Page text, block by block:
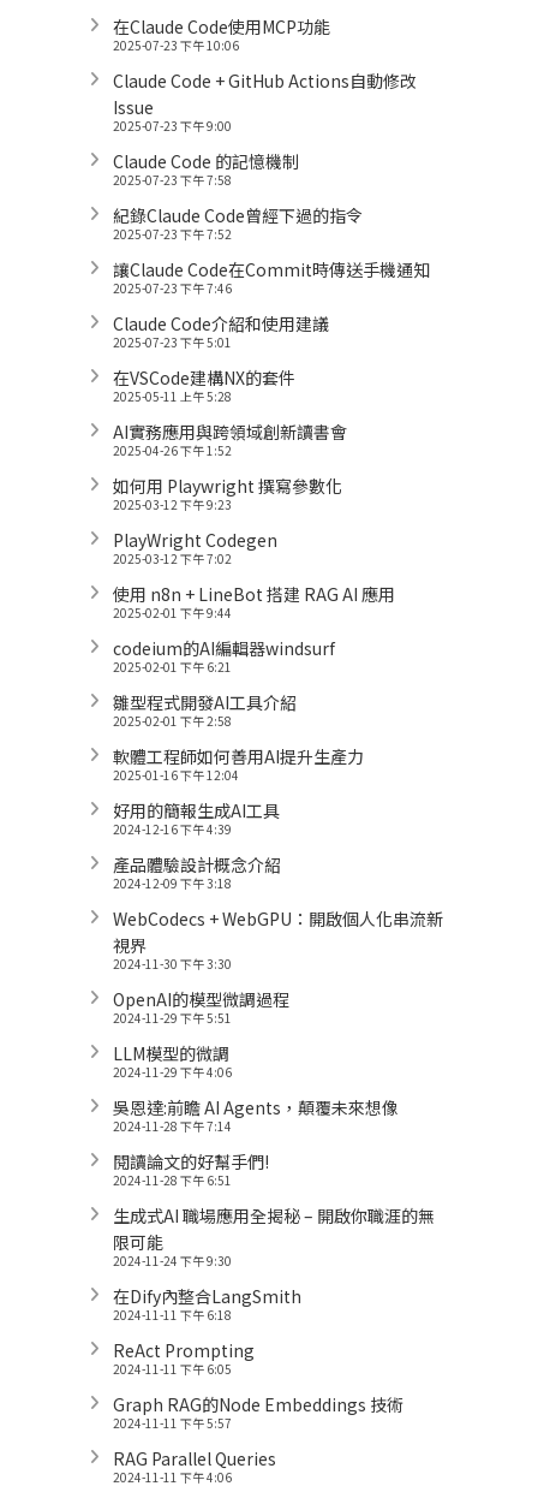
在Claude Code使用MCP功能
2025-07-23 下午 10:06
Claude Code + GitHub Actions自動修改
Issue
2025-07-23 下午 9:00
Claude Code 的記憶機制
2025-07-23 下午 7:58
紀錄Claude Code曾經下過的指令
2025-07-23 下午 7:52
讓Claude Code在Commit時傳送手機通知
2025-07-23 下午 7:46
Claude Code介紹和使用建議
2025-07-23 下午 5:01
在VSCode建構NX的套件
2025-05-11 上午 5:28
AI實務應用與跨領域創新讀書會
2025-04-26 下午 1:52
如何用 Playwright 撰寫參數化
2025-03-12 下午 9:23
PlayWright Codegen
2025-03-12 下午 7:02
使用 n8n + LineBot 搭建 RAG AI 應用
2025-02-01 下午 9:44
codeium的AI編輯器windsurf
2025-02-01 下午 6:21
雛型程式開發AI工具介紹
2025-02-01 下午 2:58
軟體工程師如何善用AI提升生產力
2025-01-16 下午 12:04
好用的簡報生成AI工具
2024-12-16 下午 4:39
產品體驗設計概念介紹
2024-12-09 下午 3:18
WebCodecs + WebGPU：開啟個人化串流新
視界
2024-11-30 下午 3:30
OpenAI的模型微調過程
2024-11-29 下午 5:51
LLM模型的微調
2024-11-29 下午 4:06
吳恩達:前瞻 AI Agents，顛覆未來想像
2024-11-28 下午 7:14
閱讀論文的好幫手們!
2024-11-28 下午 6:51
生成式AI 職場應用全揭秘 – 開啟你職涯的無
限可能
2024-11-24 下午 9:30
在Dify內整合LangSmith
2024-11-11 下午 6:18
ReAct Prompting
2024-11-11 下午 6:05
Graph RAG的Node Embeddings 技術
2024-11-11 下午 5:57
RAG Parallel Queries
2024-11-11 下午 4:06